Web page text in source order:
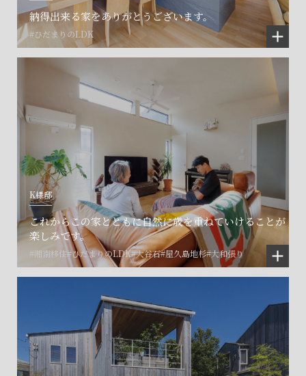
納得出来る家をありがとうございます。
#ひだまりのLDK
K様邸
これからこの家とともに自然に歳を重ねていけることが
楽しみです。
#湘南移住#ひだまりのLDK#大谷石#屋久島地杉#大和張り
©SET inc.